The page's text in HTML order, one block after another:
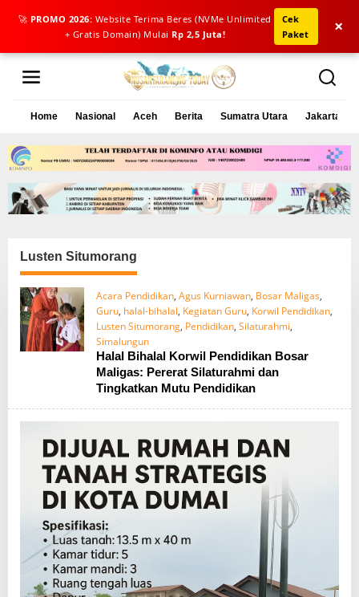
🚀 PROMO 2026: Website Terima Beres (NVMe Unlimited
+ Gratis Domain) Mulai Rp 2,5 Juta!
Cek
Paket
×
L
Home Nasional Aceh Berita Sumatra Utara Jakarta
Lusten Situmorang
Acara Pendidikan, Agus Kurniawan, Bosar Maligas,
Guru, halal-bihalal, Kegiatan Guru, Korwil Pendidikan,
Lusten Situmorang, Pendidikan, Silaturahmi,
Simalungun
Halal Bihalal Korwil Pendidikan Bosar
Maligas: Pererat Silaturahmi dan
Tingkatkan Mutu Pendidikan